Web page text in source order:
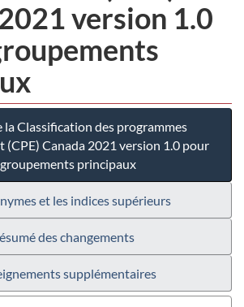
version 1.0
la Classification des programmes
(CPE) Canada 2021 version 1.0 pour
principaux
et les indices supérieurs
des changements
supplémentaires